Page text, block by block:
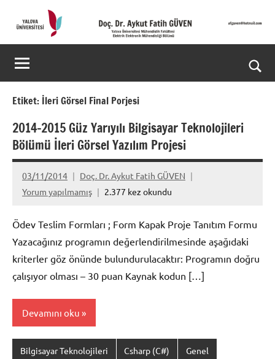
Doç.
Dr.
Aykut
Fatih
GÜVEN-
World's
top
2%
scientists
2025
Web
Sitesi
Etiket: İleri Görsel Final Porjesi
2014-2015 Güz Yarıyılı Bilgisayar Teknolojileri
Bölümü İleri Görsel Yazılım Projesi
03/11/2014
Doç. Dr. Aykut Fatih GÜVEN
Yorum yapılmamış
2.377 kez okundu
Ödev Teslim Formları ; Form Kapak Proje Tanıtım Formu
Yazacağınız programın değerlendirilmesinde aşağıdaki
kriterler göz önünde bulundurulacaktır: Programın doğru
çalışıyor olması – 30 puan Kaynak kodun […]
Devamını oku
Bilgisayar Teknolojileri Csharp (C#) Genel